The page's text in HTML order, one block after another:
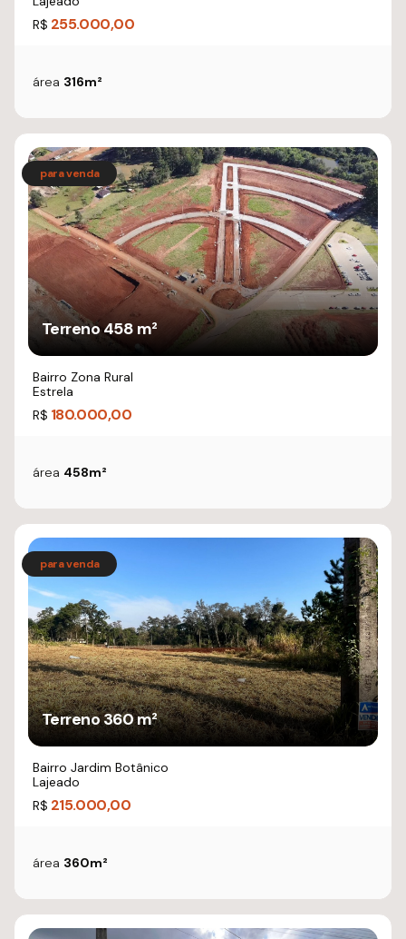
R$ 255.000,00
área 316m²
Terreno 458 m²
Bairro Zona Rural
Estrela
R$ 180.000,00
área 458m²
Terreno 360 m²
Bairro Jardim Botânico
Lajeado
R$ 215.000,00
área 360m²